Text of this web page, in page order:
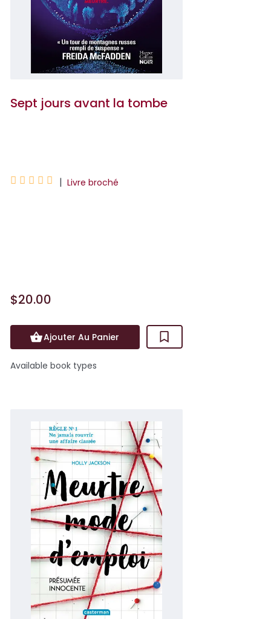
Sept jours avant la tombe
     | Livre broché
$20.00
Ajouter Au Panier
Available book types